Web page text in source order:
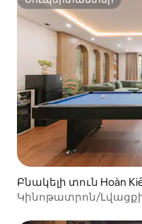
Սուպերտանտեր
Բնակելի տուն Hoàn
Կինոթատրոն/